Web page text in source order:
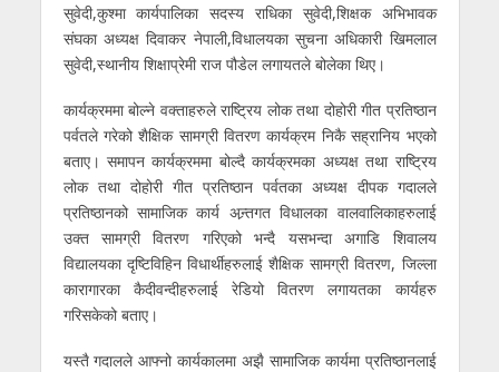
सुवेदी,कुश्मा कार्यपालिका सदस्य राधिका सुवेदी,शिक्षक अभिभावक
संघका अध्यक्ष दिवाकर नेपाली,विधालयका सुचना अधिकारी खिमलाल
सुवेदी,स्थानीय शिक्षाप्रेमी राज पौडेल लगायतले बोलेका थिए।
कार्यक्रममा बोल्ने वक्ताहरुले राष्ट्रिय लोक तथा दोहोरी गीत प्रतिष्ठान
पर्वतले गरेको शैक्षिक सामग्री वितरण कार्यक्रम निकै सह्रानिय भएको
बताए। समापन कार्यक्रममा बोल्दै कार्यक्रमका अध्यक्ष तथा राष्ट्रिय
लोक तथा दोहोरी गीत प्रतिष्ठान पर्वतका अध्यक्ष दीपक गदालले
प्रतिष्ठानको सामाजिक कार्य अन्र्तगत विधालका वालवालिकाहरुलाई
उक्त सामग्री वितरण गरिएको भन्दै यसभन्दा अगाडि शिवालय
विद्यालयका दृष्टिविहिन विधार्थीहरुलाई शैक्षिक सामग्री वितरण, जिल्ला
कारागारका कैदीवन्दीहरुलाई रेडियो वितरण लगायतका कार्यहरु
गरिसकेको बताए।
यस्तै गदालले आफ्नो कार्यकालमा अझै सामाजिक कार्यमा प्रतिष्ठानलाई